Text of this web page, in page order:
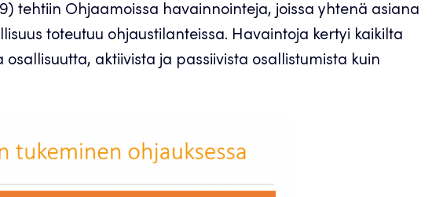
tehtiin Ohjaamoissa havainnointeja, joissa yhtenä asiana
toteutuu ohjaustilanteissa. Havaintoja kertyi kaikilta
aktiivista ja passiivista osallistumista kuin